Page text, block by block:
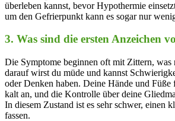
überleben kannst, bevor‍ Hypothermie​
‍um den Gefrierpunkt kann es sogar nur
3. Was ‍sind die ersten Anzeichen
Die Symptome beginnen oft mit Zittern, was⁢
⁣darauf wirst du müde und ⁣kannst
oder Denken ‍haben. Deine Hände und Füße
kalt an,‌ und‌ die ‌Kontrolle über deine⁤
In diesem‍ Zustand ist es sehr schwer, einen
⁤fassen.